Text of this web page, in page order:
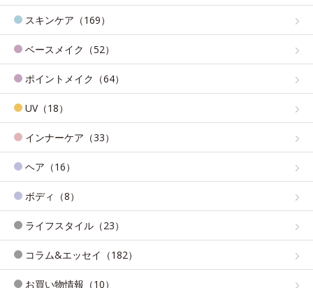
スキンケア（169）
ベースメイク（52）
ポイントメイク（64）
UV（18）
インナーケア（33）
ヘア（16）
ボディ（8）
ライフスタイル（23）
コラム&エッセイ（182）
お買い物情報（10）